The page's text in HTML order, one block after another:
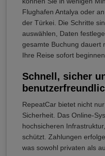
Flughafen Antalya oder
der Türkei. Die Schritte
auswählen, Daten
gesamte Buchung dauert
Ihre Reise sofort
Schnell, sicher
RepeatCar bietet nicht
Sicherheit. Das Online-
hochsicheren
schützt. Zahlungen
was sowohl privaten als